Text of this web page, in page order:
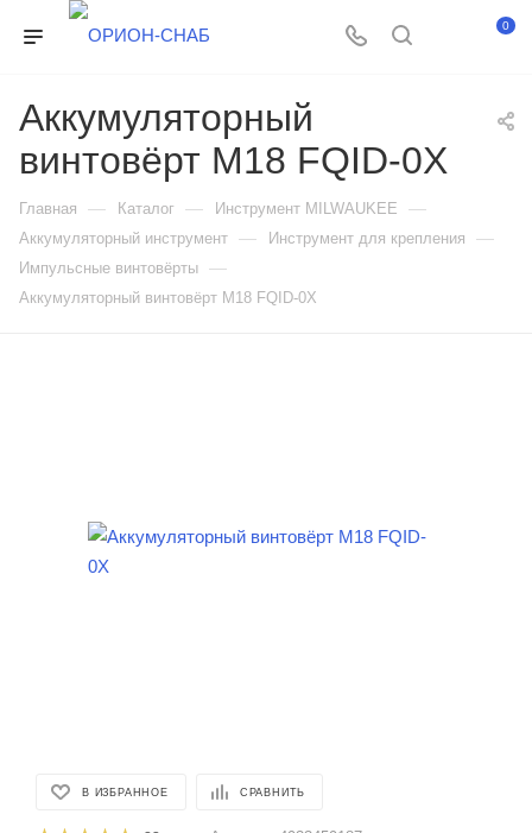
0
Аккумуляторный
винтовёрт M18 FQID-0X
Главная — Каталог — Инструмент MILWAUKEE —
Аккумуляторный инструмент — Инструмент для крепления —
Импульсные винтовёрты —
Аккумуляторный винтовёрт M18 FQID-0X
В ИЗБРАННОЕ СРАВНИТЬ